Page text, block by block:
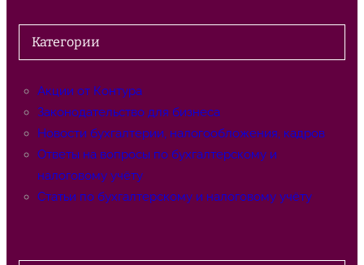
к
Категории
Акции от Контура
Законодательство для бизнеса
Новости бухгалтерии, налогообложения, кадров
Ответы на вопросы по бухгалтерскому и
налоговому учёту
Статьи по бухгалтерскому и налоговому учёту